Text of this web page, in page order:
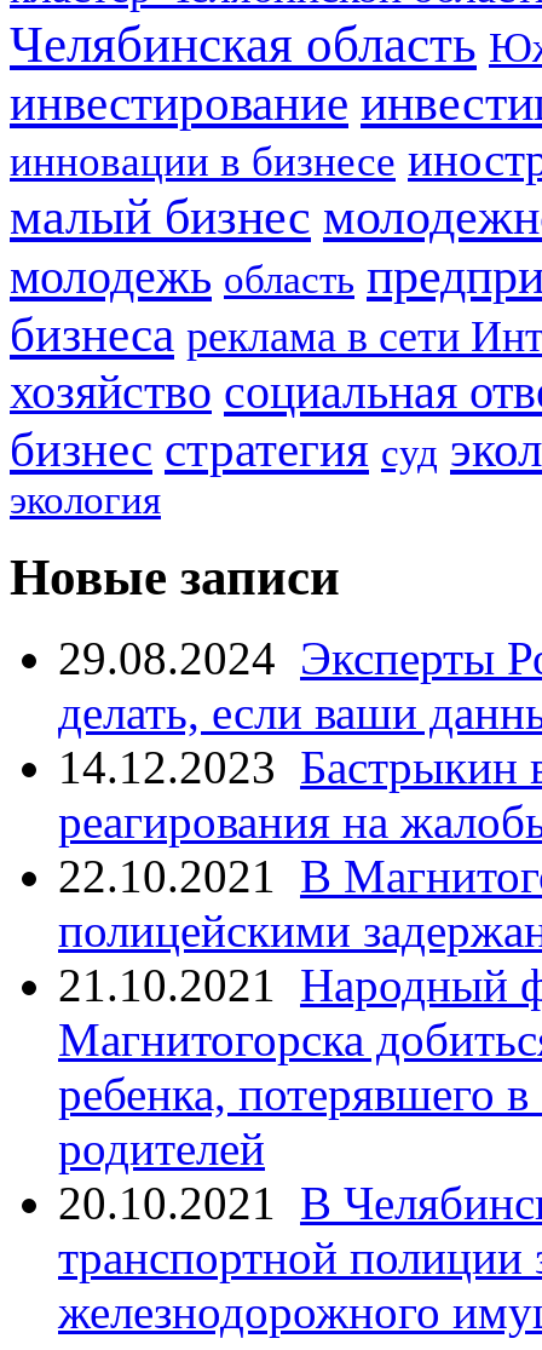
Челябинская область
инвестирование
инновации в бизнесе
малый бизнес
молодежь область
бизнеса реклама в сети
хозяйство социальная
бизнес стратегия суд
экология
Новые записи
29.08.2024 Эксперты
делать, если ваши
14.12.2023 Бастрыкин
реагирования на
22.10.2021 В
полицейскими
21.10.2021 Народный
Магнитогорска
ребенка, потерявшего
родителей
20.10.2021 В
транспортной
железнодорожного